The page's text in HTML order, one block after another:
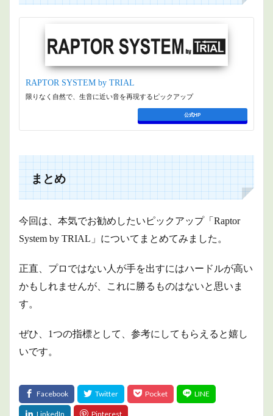
RAPTOR SYSTEM by TRIAL
限りなく自然で、生音に近い音を再現するピックアップ
公式HP
まとめ
今回は、本気でお勧めしたいピックアップ「Raptor
System by TRIAL」についてまとめてみました。
正直、プロではない人が手を出すにはハードルが高い
かもしれませんが、これに勝るものはないと思いま
す。
ぜひ、1つの指標として、参考にしてもらえると嬉し
いです。